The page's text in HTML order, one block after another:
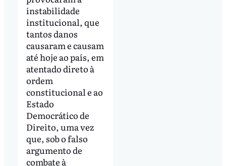
instabilidade
institucional, que
tantos danos
causaram e causam
até hoje ao país, em
atentado direto à
ordem
constitucional e ao
Estado
Democrático de
Direito, uma vez
que, sob o falso
argumento de
combate à